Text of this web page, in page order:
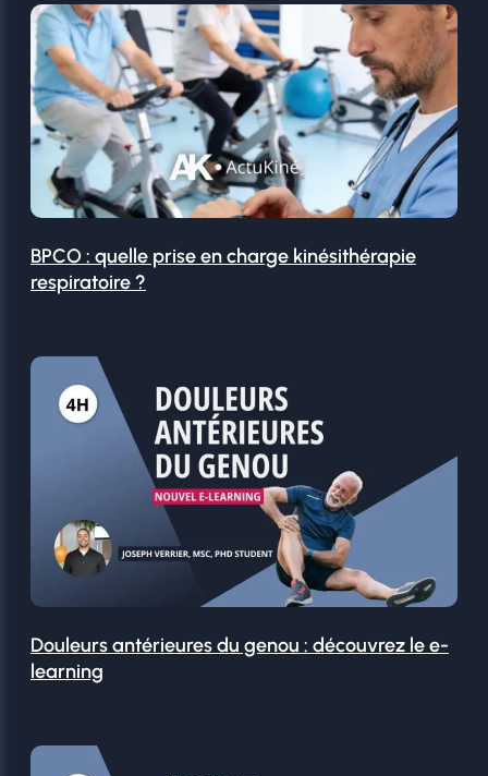
BPCO : quelle prise en charge kinésithérapie
respiratoire ?
Douleurs antérieures du genou : découvrez le e-
learning